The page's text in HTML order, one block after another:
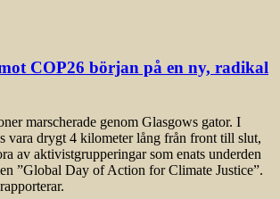
COP26 början på en ny, radikal
marscherade genom Glasgows gator. I
vara drygt 4 kilometer lång från front till slut,
av aktivistgrupperingar som enats underden
”Global Day of Action for Climate Justice”.